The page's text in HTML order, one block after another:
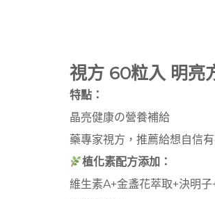
視方 60粒入 明亮
特點：
晶亮健康の營養補給
藥專家視方，推薦給想自信有
植化素配方添加：
維生素A+金盞花萃取+決明